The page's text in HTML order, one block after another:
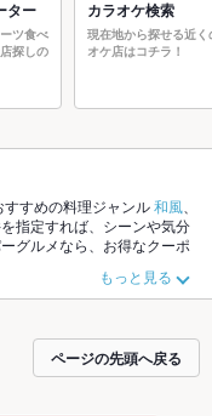
ター
ツ食べ
探しの
カラオケ検索
現在地から探せる近く
オケ店はコチラ！
すめの料理ジャンル和風
指定すれば、シーンや気分
グルメなら、お得なクーポ
安心！24時間使える簡単便
うしの飲み会にも、会社の
もっと見る
ページの先頭へ戻る